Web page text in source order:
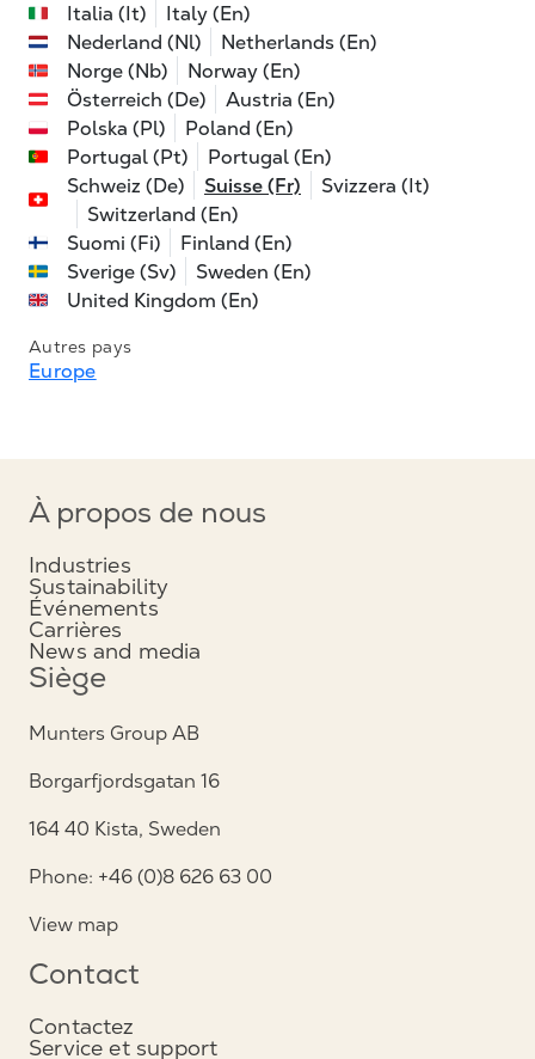
Italia (It)
Italy (En)
Nederland (Nl)
Netherlands (En)
Norge (Nb)
Norway (En)
Österreich (De)
Austria (En)
Polska (Pl)
Poland (En)
Portugal (Pt)
Portugal (En)
Schweiz (De)
Suisse (Fr)
Svizzera (It)
Switzerland (En)
Suomi (Fi)
Finland (En)
Sverige (Sv)
Sweden (En)
United Kingdom (En)
Autres pays
Europe
À propos de nous
Industries
Sustainability
Événements
Carrières
News and media
Siège
Munters Group AB
Borgarfjordsgatan 16
164 40 Kista, Sweden
Phone: +46 (0)8 626 63 00
View map
Contact
Contactez
Service et support